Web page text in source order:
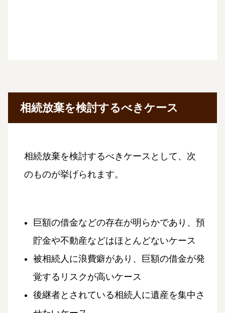
相続放棄を検討するべきケース
相続放棄を検討するべきケースとして、次
のものが挙げられます。
巨額の借金などの存在が明らかであり、預
貯金や不動産などはほとんどないケース
被相続人に浪費癖があり、巨額の借金が発
覚するリスクが高いケース
後継者とされている相続人に遺産を集中さ